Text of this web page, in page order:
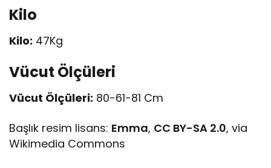
Kilo
Kilo: 47Kg
Vücut Ölçüleri
Vücut Ölçüleri: 80-61-81 Cm
Başlık resim lisans: Emma, CC BY-SA 2.0, via
Wikimedia Commons